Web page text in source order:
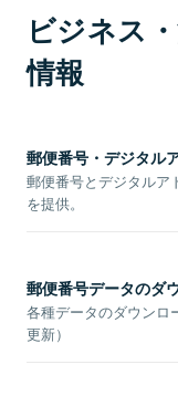
ビジネス
情報
郵便番号・デジタル
郵便番号とデジタルア
を提供。
郵便番号データのダ
各種データのダウンロ
更新）